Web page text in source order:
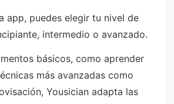
app, puedes elegir tu nivel de
intermedio o avanzado.
básicos, como aprender
más avanzadas como
Yousician adapta las